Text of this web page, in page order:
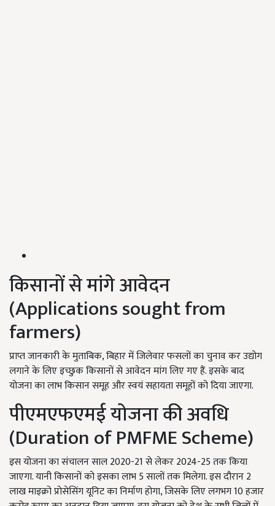
किसानों से मांगे आवेदन
(Applications sought from
farmers)
प्राप्त जानकारी के मुताबिक, बिहार में जिलेवार फसलों का चुनाव कर उद्योग
लगाने के लिए इच्छुक किसानों से आवेदन मांग लिए गए हैं. इसके बाद
योजना का लाभ किसान समूह और स्वयं सहायता समूहों को दिया जाएगा.
पीएमएफएमई योजना की अवधि
(Duration of PMFME Scheme)
इस योजना का संचालन साल 2020-21 से लेकर 2024-25 तक किया
जाएगा. यानी किसानों को इसका लाभ 5 सालों तक मिलेगा. इस दौरान 2
लाख माइक्रो प्रोसेसिंग यूनिट का निर्माण होगा, जिसके लिए लगभग 10 हजार